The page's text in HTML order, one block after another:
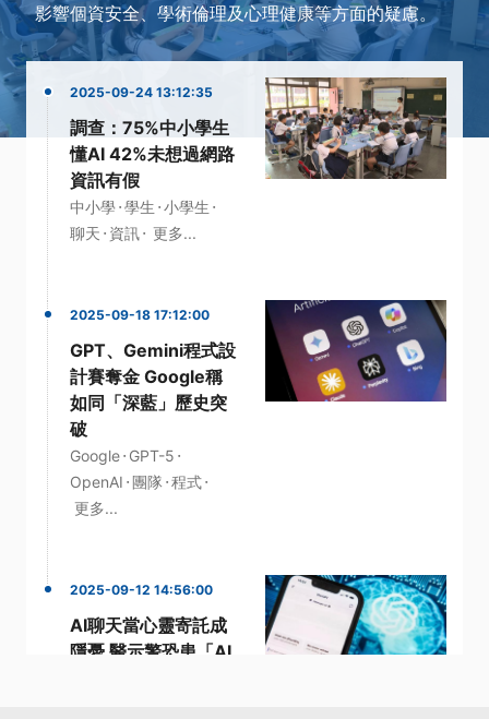
影響個資安全、學術倫理及心理健康等方面的疑慮。
2025-09-24 13:12:35
調查：75%中小學生
懂AI 42%未想過網路
資訊有假
中小學·學生 ·小學生 ·
聊天 · 資訊· 更多...
2025-09-18 17:12:00
GPT、Gemini程式設
計賽奪金 Google稱
如同「深藍」歷史突
破
Google· GPT-5 ·
OpenAI ·團隊·程式·
更多...
2025-09-12 14:56:00
AI聊天當心靈寄託成
隱憂 醫示警恐患「AI